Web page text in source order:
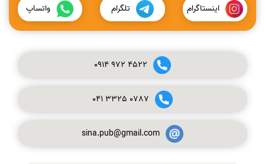
اینستاگرام تلگرام واتساپ
0914972 4522
041 3325 0787
sina.pub@gmail.com